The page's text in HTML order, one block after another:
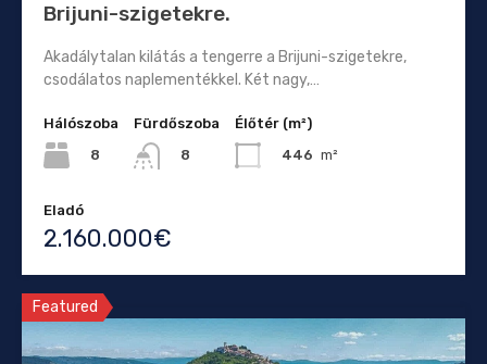
Brijuni-szigetekre.
Akadálytalan kilátás a tengerre a Brijuni-szigetekre,
csodálatos naplementékkel. Két nagy,…
Hálószoba
8
Fürdőszoba
8
Élőtér (m²)
446 m²
Eladó
2.160.000€
Featured